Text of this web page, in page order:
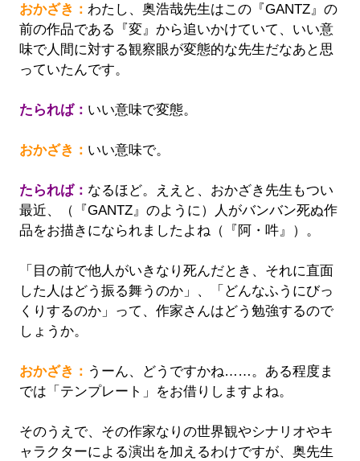
おかざき： わたし、奥浩哉先生はこの『GANTZ』の
前の作品である『変』から追いかけていて、いい意
味で人間に対する観察眼が変態的な先生だなあと思
っていたんです。
たられば： いい意味で変態。
おかざき： いい意味で。
たられば： なるほど。ええと、おかざき先生もつい
最近、（『GANTZ』のように）人がバンバン死ぬ作
品をお描きになられましたよね（『阿・吽』）。
「目の前で他人がいきなり死んだとき、それに直面
した人はどう振る舞うのか」、「どんなふうにびっ
くりするのか」って、作家さんはどう勉強するので
しょうか。
おかざき： うーん、どうですかね……。ある程度ま
では「テンプレート」をお借りしますよね。
そのうえで、その作家なりの世界観やシナリオやキ
ャラクターによる演出を加えるわけですが、奥先生